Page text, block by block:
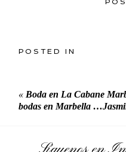
POSTED IN
« Boda en La Cabane
bodas en Marbella